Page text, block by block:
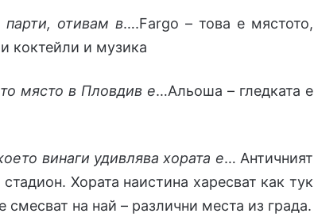
парти, отивам в….Fargo – това е мястото,
коктейли и музика
място в Пловдив е…Альоша – гледката е
винаги удивлява хората е… Античният
Хората наистина харесват как тук
смесват на най – различни места из града.